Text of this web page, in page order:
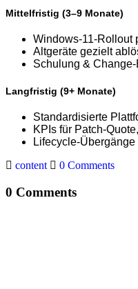
Mittelfristig (3–9 Monate)
Windows-11-Rollout
Altgeräte gezielt
Schulung &
Langfristig (9+ Monate)
Standardisierte
KPIs für Patch-
Lifecycle-
content
0 Comments
0 Comments